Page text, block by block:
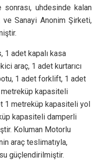
uhdesinde kalan
Sanayi Anonim Şirketi,
1 adet kapalı kasa
araç, 1 adet kurtarıcı
1 adet forklift, 1 adet
kapasiteli
1 metreküp kapasiteli yol
kapasiteli damperli
Koluman Motorlu
araç teslimatıyla,
güçlendirilmiştir.